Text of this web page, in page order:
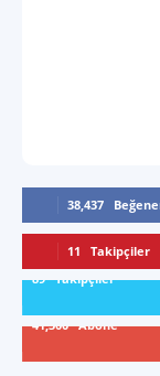
38,437
11 Takipçiler
89 Takipçiler
41,300 Abone